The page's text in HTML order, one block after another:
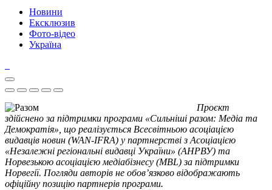
Новини
Ексклюзив
Фото-відео
Україна
Проєкт
здійснено за підтримки програми «Сильніші разом: Медіа та
Демократія», що реалізується Всесвітньою асоціацією
видавців новин (WAN-IFRA) у партнерстві з Асоціацією
«Незалежні регіональні видавці України» (АНРВУ) та
Норвезькою асоціацією медіабізнесу (MBL) за підтримки
Норвегії. Погляди авторів не обов’язково відображають
офіційну позицію партнерів програми.